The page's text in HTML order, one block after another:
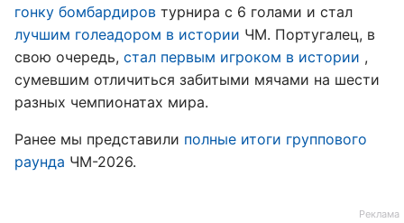
гонку бомбардиров турнира с 6 голами и стал
лучшим голеадором в истории ЧМ. Португалец, в
свою очередь, стал первым игроком в истории ,
сумевшим отличиться забитыми мячами на шести
разных чемпионатах мира.
Ранее мы представили полные итоги группового
раунда ЧМ-2026.